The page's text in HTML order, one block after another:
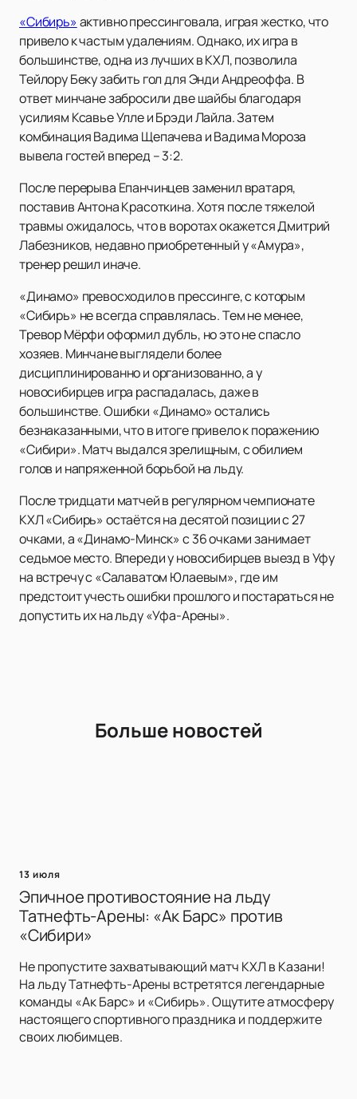
«Сибирь»активно прессинговала, играя жестко, что
привело к частым удалениям. Однако, их игра в
большинстве, одна из лучших в КХЛ, позволила
Тейлору Беку забить гол для Энди Андреоффа. В
ответ минчане забросили две шайбы благодаря
усилиям Ксавье Улле и Брэди Лайла. Затем
комбинация Вадима Щепачева и Вадима Мороза
вывела гостей вперед – 3:2.
После перерыва Епанчинцев заменил вратаря,
поставив Антона Красоткина. Хотя после тяжелой
травмы ожидалось, что в воротах окажется Дмитрий
Лабезников, недавно приобретенный у «Амура»,
тренер решил иначе.
«Динамо» превосходило в прессинге, с которым
«Сибирь» не всегда справлялась. Тем не менее,
Тревор Мёрфи оформил дубль, но это не спасло
хозяев. Минчане выглядели более
дисциплинированно и организованно, а у
новосибирцев игра распадалась, даже в
большинстве. Ошибки «Динамо» остались
безнаказанными, что в итоге привело к поражению
«Сибири». Матч выдался зрелищным, с обилием
голов и напряженной борьбой на льду.
После тридцати матчей в регулярном чемпионате
КХЛ «Сибирь» остаётся на десятой позиции с 27
очками, а «Динамо-Минск» с 36 очками занимает
седьмое место. Впереди у новосибирцев выезд в Уфу
на встречу с «Салаватом Юлаевым», где им
предстоит учесть ошибки прошлого и постараться не
допустить их на льду «Уфа-Арены».
Больше новостей
13 июля
Эпичное противостояние на льду
Татнефть-Арены: «Ак Барс» против
«Сибири»
Не пропустите захватывающий матч КХЛ в Казани!
На льду Татнефть-Арены встретятся легендарные
команды «Ак Барс» и «Сибирь». Ощутите атмосферу
настоящего спортивного праздника и поддержите
своих любимцев.